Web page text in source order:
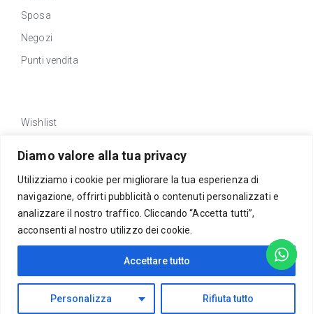
Diamo valore alla tua privacy
Utilizziamo i cookie per migliorare la tua esperienza di
navigazione, offrirti pubblicità o contenuti personalizzati e
analizzare il nostro traffico. Cliccando “Accetta tutti”,
acconsenti al nostro utilizzo dei cookie.
Personalizza Rifiuta tutto
Accettare tutto
Sposa
Negozi
Punti vendita
Wishlist
Rimborsi e resi
Richiedi reso
Newsletter
Rimani aggiornato su tutte le novità!